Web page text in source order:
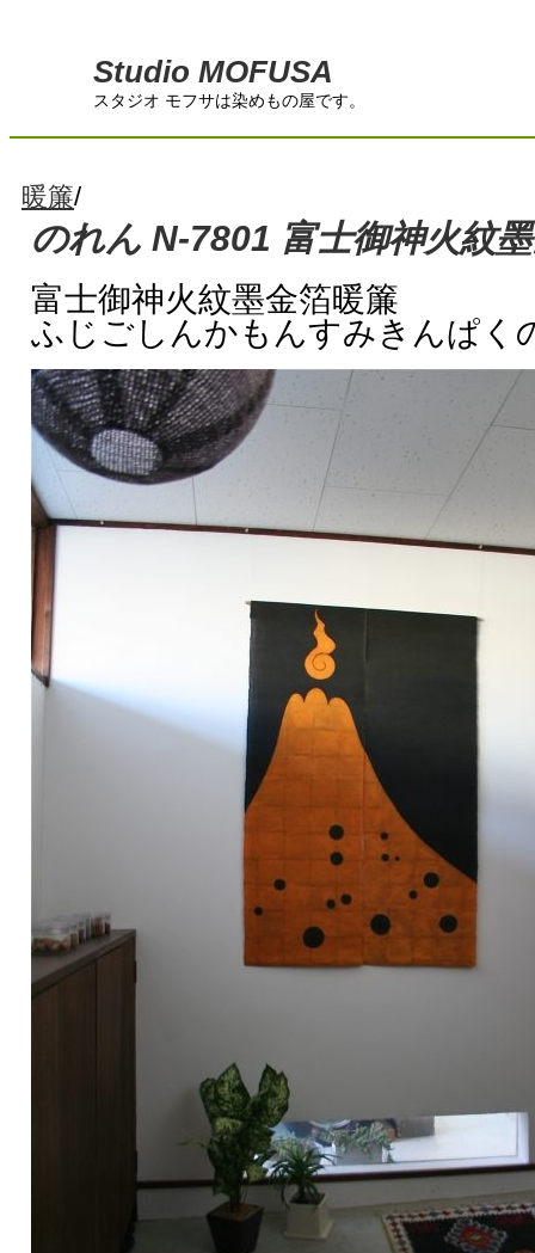
Studio MOFUSA
スタジオ モフサは染めもの屋です。
暖簾/
のれん N-7801 富士御神火紋
富士御神火紋墨金箔暖簾
ふじごしんかもんすみきんぱく